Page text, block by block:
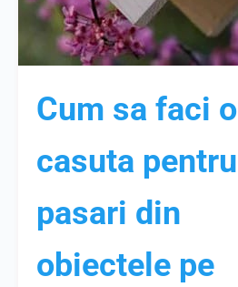
Cum sa faci o
casuta pentru
pasari din
obiectele pe